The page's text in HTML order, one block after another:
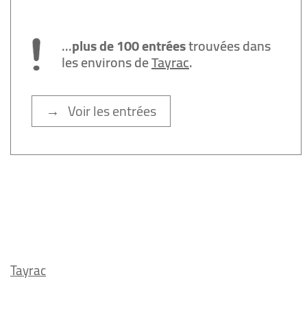
...plus de 100 entréestrouvées dans
les environs deTayrac.
→ Voir les entrées
Tayrac